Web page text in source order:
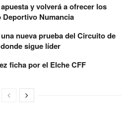
y volverá a ofrecer los
Numancia
nueva prueba del Circuito de
sigue líder
ficha por el Elche CFF